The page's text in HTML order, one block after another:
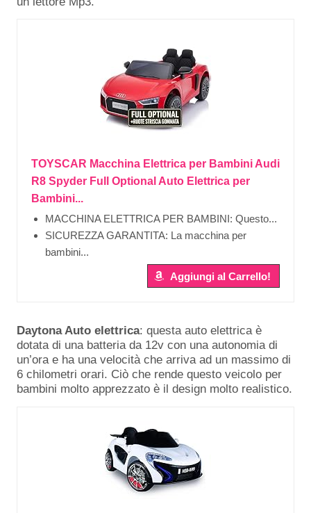
TOYSCAR Macchina Elettrica per Bambini Audi
R8 Spyder Full Optional Auto Elettrica per
Bambini...
MACCHINA ELETTRICA PER BAMBINI: Questo...
SICUREZZA GARANTITA: La macchina per
bambini...
Aggiungi al Carrello!
Daytona Auto elettrica: questa auto elettrica è
dotata di una batteria da 12v con una autonomia di
un’ora e ha una velocità che arriva ad un massimo di
6 chilometri orari. Ciò che rende questo veicolo per
bambini molto apprezzato è il design molto realistico.